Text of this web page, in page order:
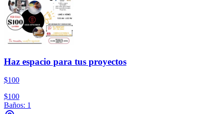
Haz espacio para tus proyectos
$100
$100
Baños: 1